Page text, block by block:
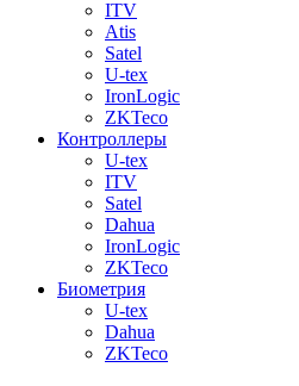
ITV
Atis
Satel
U-tex
IronLogic
ZKTeco
Контроллеры
U-tex
ITV
Satel
Dahua
IronLogic
ZKTeco
Биометрия
U-tex
Dahua
ZKTeco